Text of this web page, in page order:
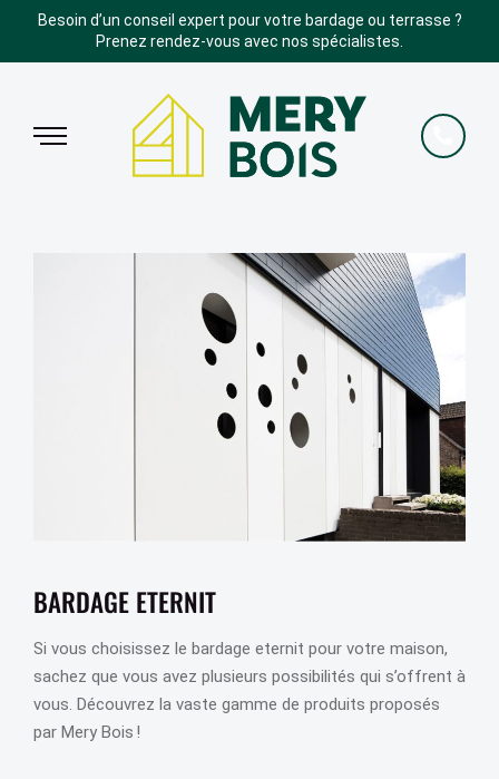
Besoin d’un conseil expert pour votre bardage ou terrasse ?
Prenez rendez-vous avec nos spécialistes.
BARDAGE ETERNIT
Si vous choisissez le bardage eternit pour votre maison,
sachez que vous avez plusieurs possibilités qui s’offrent à
vous. Découvrez la vaste gamme de produits proposés
par Mery Bois !